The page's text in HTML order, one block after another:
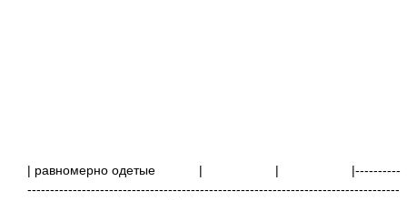
| равномерно одетые | |
|----------
----------------------------------------------------------------------------------